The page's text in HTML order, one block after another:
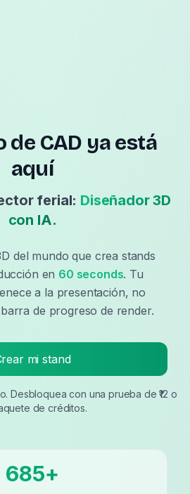
de CAD ya está
aquí
ferial: Diseñador 3D
con IA.
del mundo que crea stands
en 60 seconds. Tu
a la presentación, no
de progreso de render.
mi stand
Desbloquea con una prueba de ₹12 o
de créditos.
685+